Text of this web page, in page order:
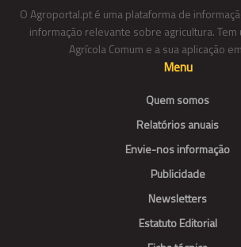
O Agroportal.pt é uma plataforma de
informação relevante sobre agricultura. Tem
Agrícola Comum e a sua aplicação
Menu
Quem somos
Relatórios anuais
Envie-nos informação
Publicidade
Newsletters
Estatuto Editorial